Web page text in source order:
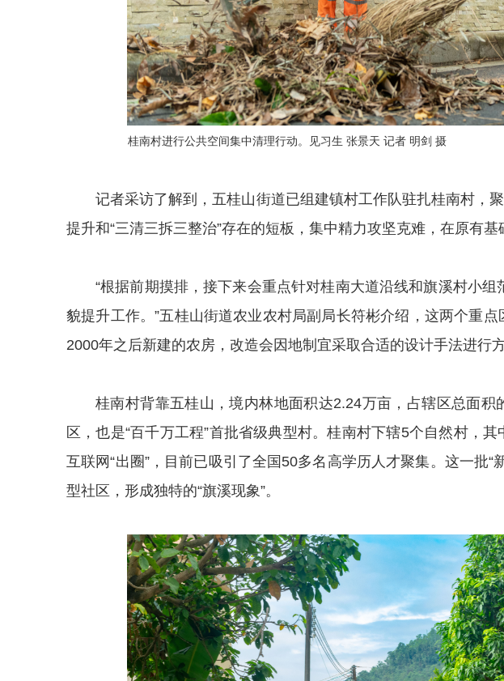
桂南村进行公共空间集中清理行动。见习生 张景天 记者 明剑 摄
记者采访了解到，五桂山街道已组建镇村工作队驻扎桂南村，
提升和“三清三拆三整治”存在的短板，集中精力攻坚克难，在原有基
“根据前期摸排，接下来会重点针对桂南大道沿线和旗溪村小
貌提升工作。”五桂山街道农业农村局副局长符彬介绍，这两个重
2000年之后新建的农房，改造会因地制宜采取合适的设计手法进行方
桂南村背靠五桂山，境内林地面积达2.24万亩，占辖区总面积
区，也是“百千万工程”首批省级典型村。桂南村下辖5个自然村，
互联网“出圈”，目前已吸引了全国50多名高学历人才聚集。这一批“
型社区，形成独特的“旗溪现象”。